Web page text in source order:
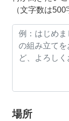
（文字数は500
場所